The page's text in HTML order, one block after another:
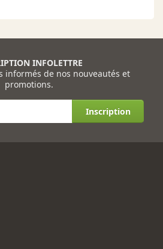
INFOLETTRE
informés de nos nouveautés et
promotions.
Inscription